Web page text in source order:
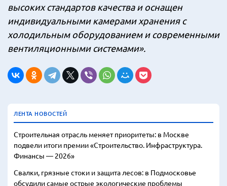
высоких стандартов качества и оснащен
индивидуальными камерами хранения с
холодильным оборудованием и современными
вентиляционными системами».
ЛЕНТА НОВОСТЕЙ
Строительная отрасль меняет приоритеты: в Москве
подвели итоги премии «Строительство. Инфраструктура.
Финансы — 2026»
Свалки, грязные стоки и защита лесов: в Подмосковье
обсудили самые острые экологические проблемы